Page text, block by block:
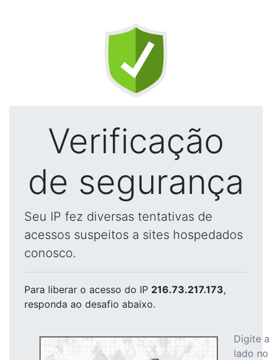
Verificação
de segurança
Seu IP fez diversas tentativas de
acessos suspeitos a sites hospedados
conosco.
Para liberar o acesso do IP 216.73.217.173,
responda ao desafio abaixo.
Digite
lado no